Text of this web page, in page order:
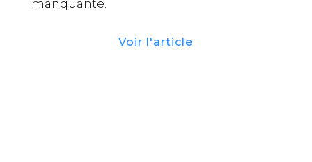
manquante.
Voir l'article